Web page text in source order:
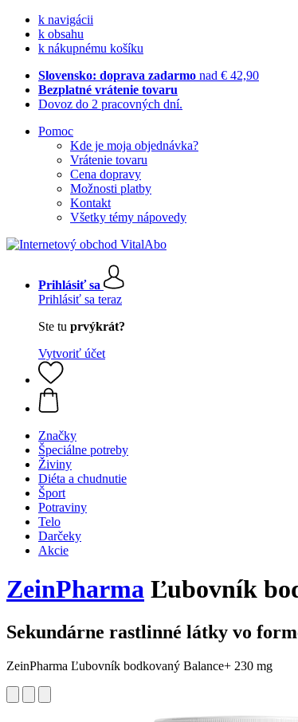
k navigácii
k obsahu
k nákupnému košíku
Slovensko: doprava zadarmo nad € 42,90
Bezplatné vrátenie tovaru
Dovoz do 2 pracovných dní.
Pomoc
Kde je moja objednávka?
Vrátenie tovaru
Cena dopravy
Možnosti platby
Kontakt
Všetky témy nápovedy
Prihlásiť sa
Prihlásiť sa teraz
Ste tu prvýkrát?
Vytvoriť účet
Značky
Špeciálne potreby
Živiny
Diéta a chudnutie
Šport
Potraviny
Telo
Darčeky
Akcie
ZeinPharma Ľubovník
Sekundárne rastlinné látky vo
ZeinPharma Ľubovník bodkovaný Balance+ 230 mg